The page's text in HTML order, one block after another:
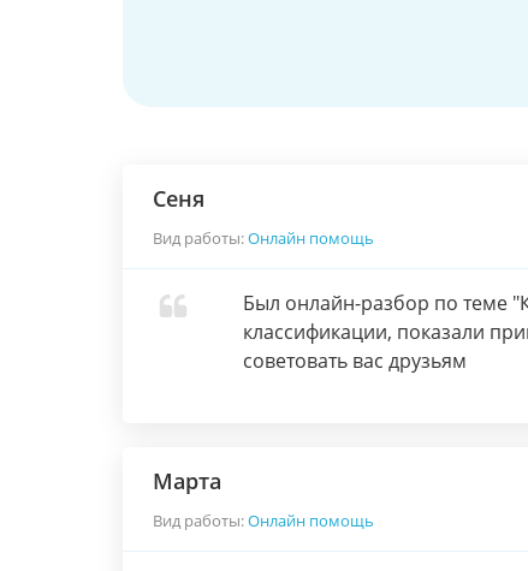
Сеня
Вид работы:Онлайн помощь
Был онлайн-разбор по теме
классификации, показали
советовать вас друзьям
Марта
Вид работы:Онлайн помощь